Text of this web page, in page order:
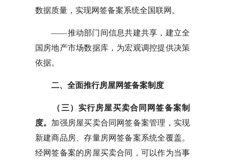
数据质量，实现网签备案系统全国联网。
——推动部门间信息共建共享，建立全
国房地产市场数据库，为宏观调控提供决策
依据。
二、全面推行房屋网签备案制度
（三）实行房屋买卖合同网签备案制
度。 加强房屋买卖合同网签备案管理，实现
新建商品房、存量房网签备案系统全覆盖。
经网签备案的房屋买卖合同，可以作为当事